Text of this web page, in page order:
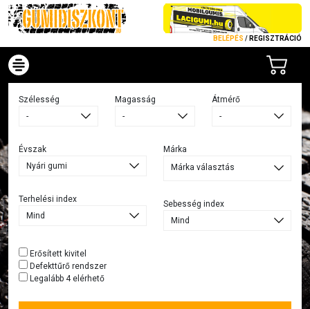
BELÉPÉS / REGISZTRÁCIÓ
Szélesség Magasság Átmérő
Évszak
Terhelési index
Márka
Márka választás
Sebesség index
Erősített kivitel
Defekttűrő rendszer
Legalább 4 elérhető